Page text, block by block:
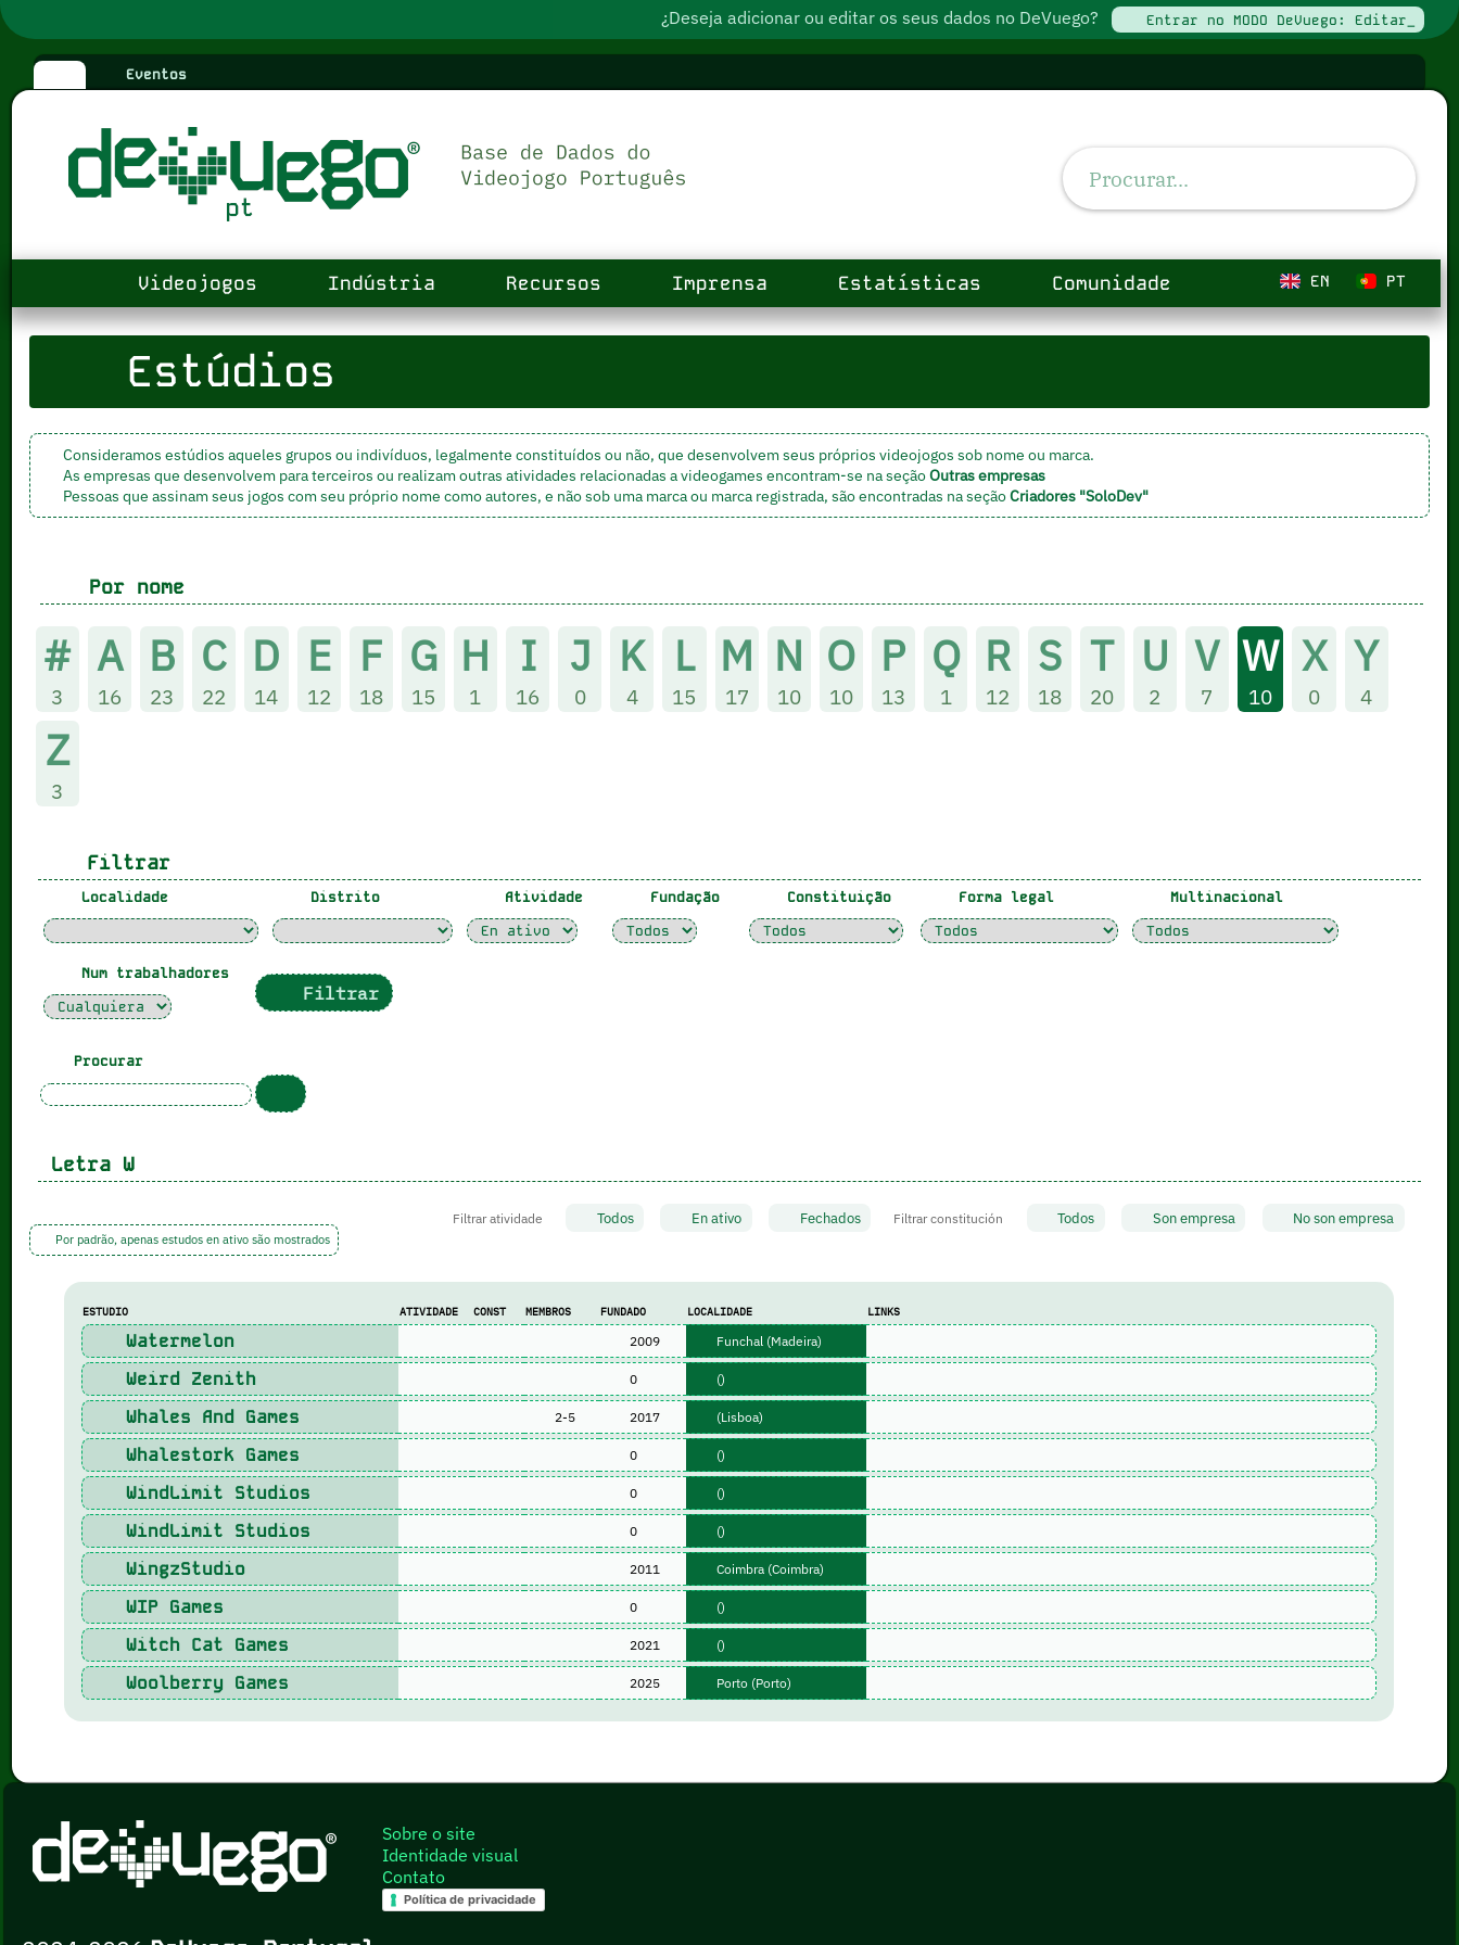
¿Deseja adicionar ou editar os seus dados no DeVuego? Entrar no MODO DeVuego: Editar_
Eventos
Videojogos Indústria Recursos Imprensa Estatísticas Comunidade PT
EN
Estúdios
Consideramos estúdios aqueles grupos ou indivíduos, legalmente constituídos ou não, que desenvolvem seus próprios videojogos sob nome ou marca.
As empresas que desenvolvem para terceiros ou realizam outras atividades relacionadas a videogames encontram-se na seçãoOutras empresas
Pessoas que assinam seus jogos com seu próprio nome como autores, e não sob uma marca ou marca registrada, são encontradas na seçãoCriadores "SoloDev"
Por nome
#
3
A
16
B
23
C
22
D
14
E
12
F
18
G
15
H
1
I
16
J
0
K
4
L
15
M
17
N
10
O
10
P
13
Q
1
R
12
S
18
T
20
U
2
V
7
W
10
X
0
Y
4
Z
3
Filtrar
Localidade Distrito Atividade Fundação Constituição Forma legal Multinacional
Num trabalhadores
Filtrar
Procurar
Letra W
Filtrar atividade Todos En ativo Fechados Filtrar constitución Todos Son empresa No son empresa
Por padrão, apenas estudos en ativo são mostrados
ESTUDIO ATIVIDADE CONST MEMBROS FUNDADO LOCALIDADE LINKS
Watermelon 2009 Funchal (Madeira)
Weird Zenith 0 ()
Whales And Games 2-5 2017 (Lisboa)
Whalestork Games 0 ()
WindLimit Studios 0 ()
WindLimit Studios 0 ()
WingzStudio 2011 Coimbra (Coimbra)
WIP Games 0 ()
Witch Cat Games 2021 ()
Woolberry Games 2025 Porto (Porto)
Sobre o site
Identidade visual
Contato
Política de privacidade